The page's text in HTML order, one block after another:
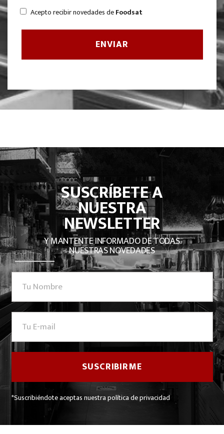
Acepto recibir novedades deFoodsat
SUSCRÍBETE A
NUESTRA
NEWSLETTER
Y MANTENTE INFORMADO DE TODAS
NUESTRAS NOVEDADES
*Suscribiéndote aceptas nuestra política de privacidad